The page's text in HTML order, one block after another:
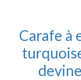
Carafe à